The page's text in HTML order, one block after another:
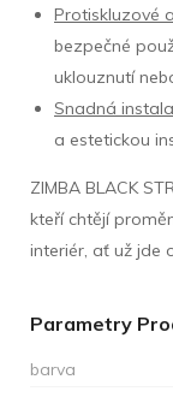
Protiskluzové
bezpečné
uklouznutí
Snadná
a estetickou
ZIMBA BLACK
kteří chtějí
interiér, ať už jde
Parametry
barva